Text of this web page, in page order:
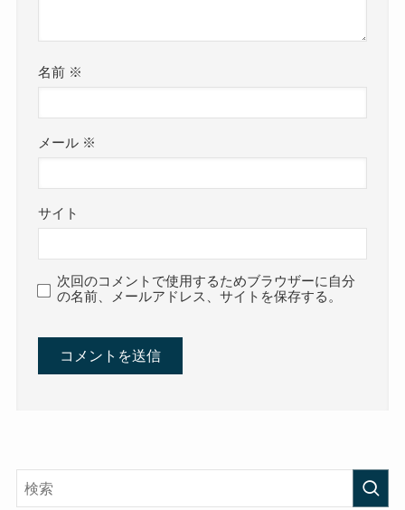
名前 ※
メール ※
サイト
次回のコメントで使用するためブラウザーに自分
の名前、メールアドレス、サイトを保存する。